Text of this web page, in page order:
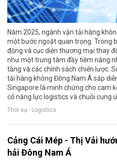
Năm 2025, ngành vận tải hàng
một bước ngoặt quan trọng. Trong
động và cục diện thương mại thay
như một trung tâm đầy tiềm năng
tầng và các chính sách chiến lược.
tải hàng không Đông Nam Á sắp
Singapore là minh chứng cho cam
cố năng lực logistics và chuỗi cung
Thời sự - Logistics
Cảng Cái Mép - Thị Vải
hải Đông Nam Á